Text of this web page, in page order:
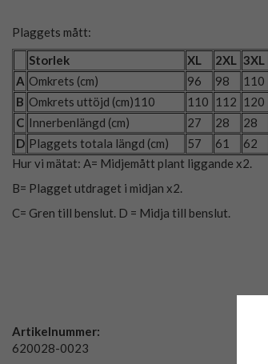
Plaggets mått:
Storlek
XL 2XL 3XL
A Omkrets (cm) 96 98 110
B Omkrets uttöjd (cm)110 110 112 120
C Innerbenlängd (cm) 27 28 28
D Plaggets totala längd (cm) 57 61 62
Hur vi mätat: A= Midjemått plant liggande x2.
B= Plagget utdraget i midjan x2.
C= Gren till benslut. D = Midja till benslut.
Artikelnummer:
620028-0023